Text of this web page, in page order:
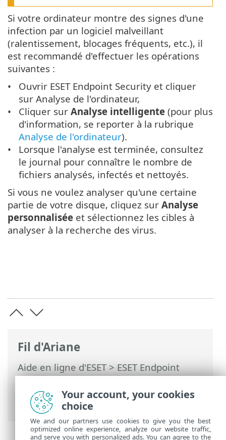
Fil d'Ariane
Aide en ligne d'ESET>ESET Endpoint
Security>Utilisation de ESET Endpoint
Security >Configuration >Ordinateur>
Une menace est détectée
Si votre ordinateur montre des signes d'une
infection par un logiciel malveillant
(ralentissement, blocages fréquents, etc.), il
est recommandé d'effectuer les opérations
suivantes :
Ouvrir ESET Endpoint Security et cliquer
sur Analyse de l'ordinateur,
Cliquer surAnalyse intelligente (pour plus
d'information, se reporter à la rubrique
Analyse de l'ordinateur).
Lorsque l'analyse est terminée, consultez
le journal pour connaître le nombre de
fichiers analysés, infectés et nettoyés.
Si vous ne voulez analyser qu'une certaine
partie de votre disque, cliquez sur Analyse
personnalisée et sélectionnez les cibles à
analyser à la recherche des virus.
Your account, your cookies
choice
We and our partners use cookies to give you the best
optimized online experience, analyze our website traffic,
and serve you with personalized ads. You can agree to the